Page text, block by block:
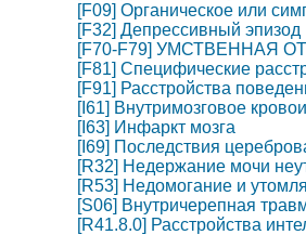
[F09] Органическое или
[F32] Депрессивный эпизод
[F70-F79] УМСТВЕННАЯ
[F81] Специфические
[F91] Расстройства
[I61] Внутримозговое
[I63] Инфаркт мозга
[I69] Последствия
[R32] Недержание мочи
[R53] Недомогание и
[S06] Внутричерепная
[R41.8.0] Расстройства